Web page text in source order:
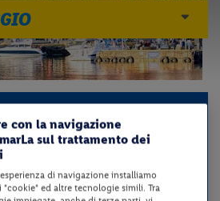
con la navigazione
sul trattamento dei
di navigazione installiamo
ed altre tecnologie simili. Tra